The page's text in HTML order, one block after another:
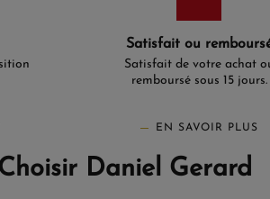
Satisfait ou
Satisfait de votre achat
remboursé sous 15 jours.
EN SAVOIR PLUS
Daniel Gerard